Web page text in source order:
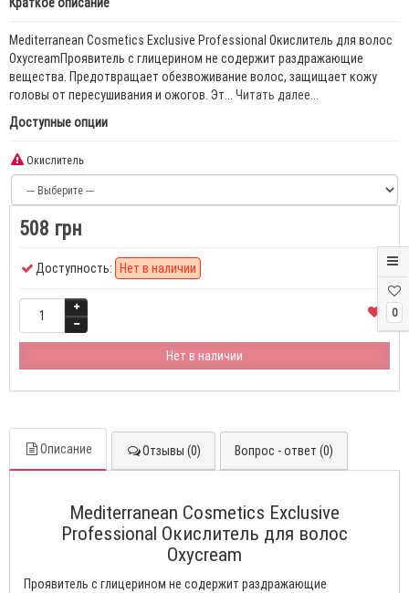
0
Mediterranean Cosmetics Εxclusive Professional Окислитель для волос
OxycreamПроявитель с глицерином не содержит раздражающие
вещества. Предотвращает обезвоживание волос, защищает кожу
головы от пересушивания и ожогов. Эт... Читать далее...
Доступные опции
Окислитель
508 грн
Доступность: Нет в наличии
Нет в наличии
Описание Отзывы (0) Вопрос - ответ (0)
Mediterranean Cosmetics Εxclusive
Professional Окислитель для волос
Oxycream
Проявитель с глицерином не содержит раздражающие